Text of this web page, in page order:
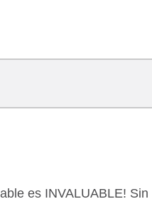
es INVALUABLE!